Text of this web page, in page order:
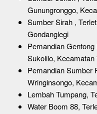
Gunungronggo,
Sumber Sirah ,
Gondanglegi
Pemandian
Sukolilo, Kecamatan
Pemandian Sumber
Wringinsongo,
Lembah Tumpang,
Water Boom 88,